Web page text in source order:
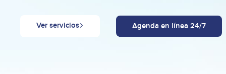
Ver servicios Agenda en línea 24/7